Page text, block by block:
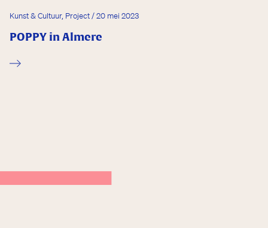
Kunst & Cultuur, Project / 20 mei 2023
POPPY in Almere